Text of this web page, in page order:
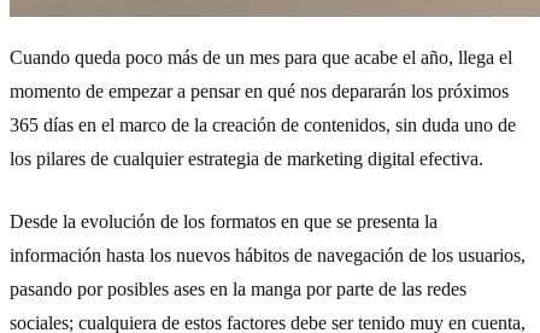
Cuando queda poco más de un mes para que acabe el año, llega el
momento de empezar a pensar en qué nos depararán los próximos
365 días en el marco de la creación de contenidos, sin duda uno de
los pilares de cualquier estrategia de marketing digital efectiva.
Desde la evolución de los formatos en que se presenta la
información hasta los nuevos hábitos de navegación de los usuarios,
pasando por posibles ases en la manga por parte de las redes
sociales; cualquiera de estos factores debe ser tenido muy en cuenta,